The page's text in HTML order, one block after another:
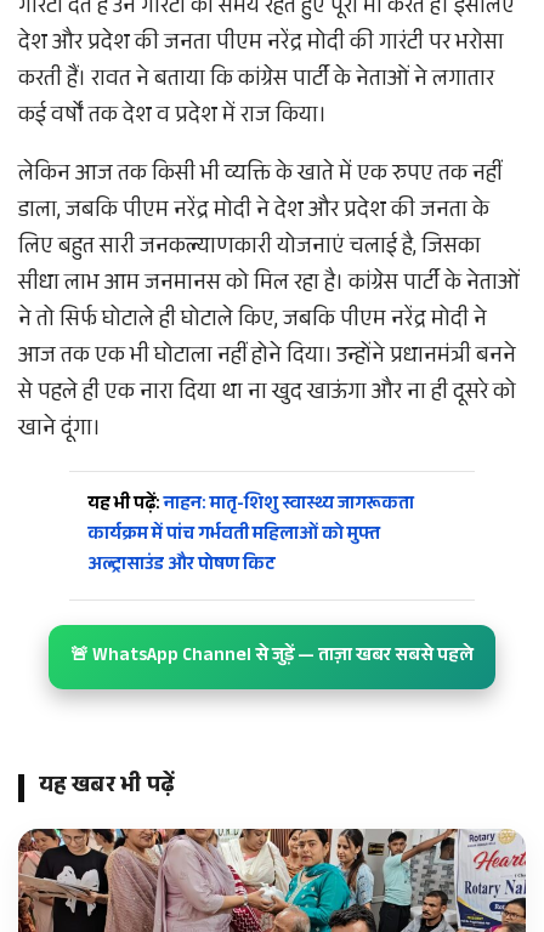
गारंटी देते हैं उन गारंटी को समय रहते हुए पूरा भी करते हैं। इसलिए
देश और प्रदेश की जनता पीएम नरेंद्र मोदी की गारंटी पर भरोसा
करती हैं। रावत ने बताया कि कांग्रेस पार्टी के नेताओं ने लगातार
कई वर्षों तक देश व प्रदेश में राज किया।
लेकिन आज तक किसी भी व्यक्ति के खाते में एक रुपए तक नहीं
डाला, जबकि पीएम नरेंद्र मोदी ने देश और प्रदेश की जनता के
लिए बहुत सारी जनकल्याणकारी योजनाएं चलाई है, जिसका
सीधा लाभ आम जनमानस को मिल रहा है। कांग्रेस पार्टी के नेताओं
ने तो सिर्फ घोटाले ही घोटाले किए, जबकि पीएम नरेंद्र मोदी ने
आज तक एक भी घोटाला नहीं होने दिया। उन्होंने प्रधानमंत्री बनने
से पहले ही एक नारा दिया था ना खुद खाऊंगा और ना ही दूसरे को
खाने दूंगा।
यह भी पढ़ें:नाहन: मातृ-शिशु स्वास्थ्य जागरूकता
कार्यक्रम में पांच गर्भवती महिलाओं को मुफ्त
अल्ट्रासाउंड और पोषण किट
🚨 WhatsApp Channel से जुड़ें — ताज़ा खबर सबसे पहले
यह खबर भी पढ़ें